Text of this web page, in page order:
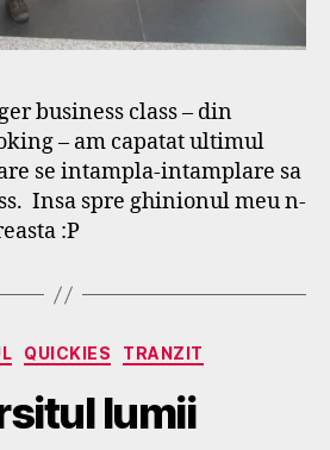
business class – din
– am capatat ultimul
se intampla-intamplare sa
Insa spre ghinionul meu n-
:P
Categories
QUICKIES TRANZIT
lumii
g
s
p